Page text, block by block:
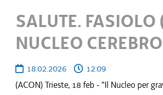
SALUTE. FASIOLO
NUCLEO
18.02.2026
12:09
(ACON) Trieste, 18 feb - "Il Nucleo per